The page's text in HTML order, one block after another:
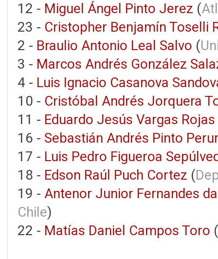
12 - Miguel Ángel Pinto Jerez (
23 - Cristopher Benjamín Toselli
2 - Braulio Antonio Leal Salvo (
3 - Marcos Andrés González
4 - Luis Ignacio Casanova
10 - Cristóbal Andrés Jorquera
11 - Eduardo Jesús Vargas Rojas
16 - Sebastián Andrés Pinto
17 - Luis Pedro Figueroa
18 - Edson Raúl Puch Cortez (
19 - Antenor Junior Fernandes
Chile)
22 - Matías Daniel Campos Toro (